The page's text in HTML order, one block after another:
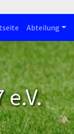
Abteilung
e.V.